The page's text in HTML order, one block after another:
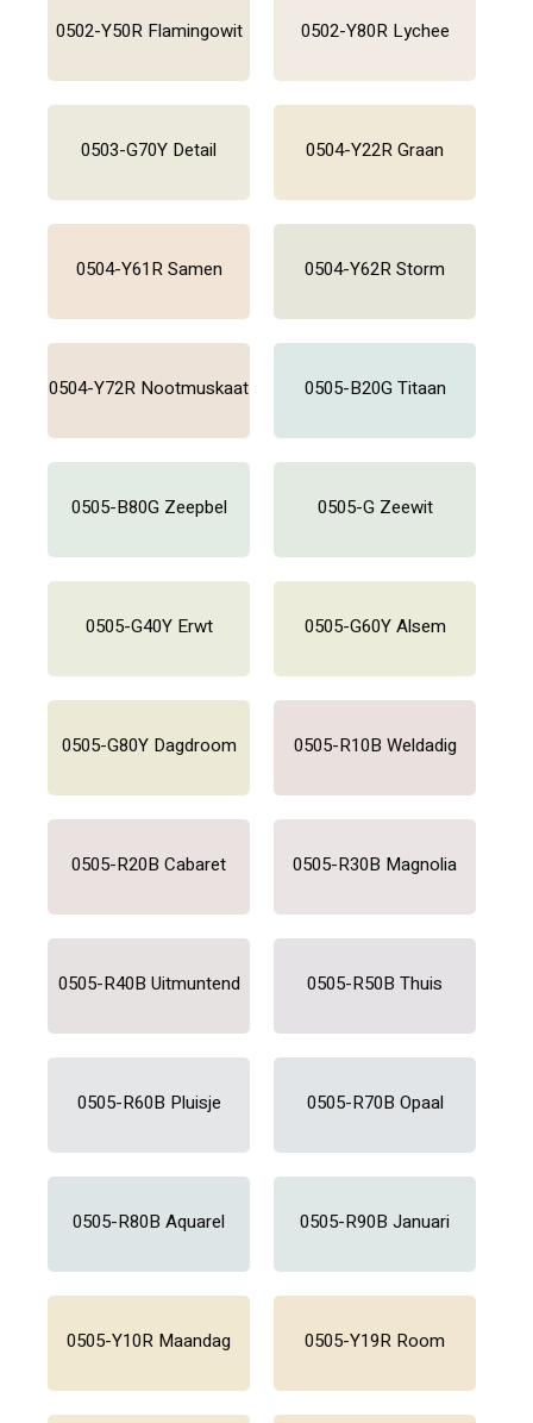
0502-Y50R Flamingowit 0502-Y80R Lychee
0503-G70Y Detail 0504-Y22R Graan
0504-Y61R Samen 0504-Y62R Storm
0504-Y72R Nootmuskaat 0505-B20G Titaan
0505-B80G Zeepbel 0505-G Zeewit
0505-G40Y Erwt 0505-G60Y Alsem
0505-G80Y Dagdroom 0505-R10B Weldadig
0505-R20B Cabaret 0505-R30B Magnolia
0505-R40B Uitmuntend 0505-R50B Thuis
0505-R60B Pluisje 0505-R70B Opaal
0505-R80B Aquarel 0505-R90B Januari
0505-Y10R Maandag 0505-Y19R Room